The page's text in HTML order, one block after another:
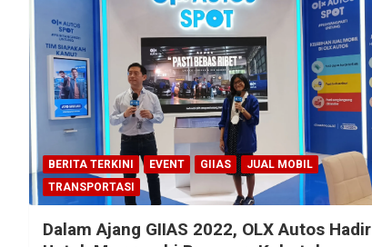
BERITA TERKINI EVENT GIIAS
JUAL MOBIL
TRANSPORTASI
Dalam Ajang GIIAS 2022, OLX Autos Hadir